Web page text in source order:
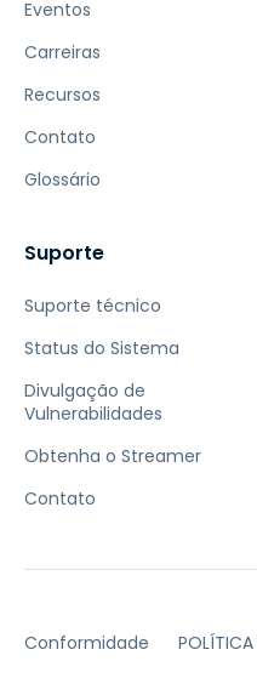
Eventos
Carreiras
Recursos
Contato
Glossário
Suporte
Suporte técnico
Status do Sistema
Divulgação de
Vulnerabilidades
Obtenha o Streamer
Contato
Conformidade POLÍTICA